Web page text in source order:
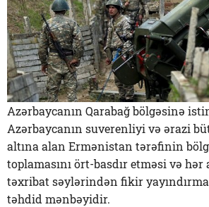
Azərbaycanın Qarabağ bölgəsinə
Azərbaycanın suverenliyi və ərazi
altına alan Ermənistan tərəfinin
toplamasını ört-basdır etməsi və
təxribat səylərindən fikir
təhdid mənbəyidir.